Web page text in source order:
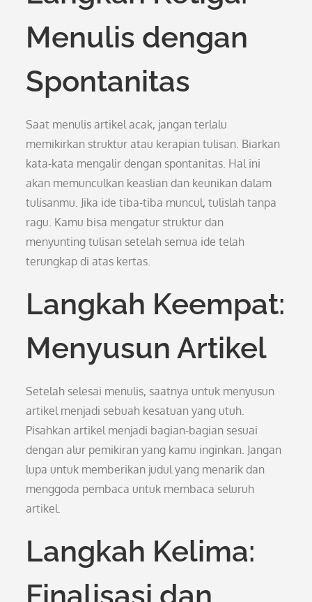
Menulis dengan
Spontanitas
Saat menulis artikel acak, jangan terlalu
memikirkan struktur atau kerapian tulisan. Biarkan
kata-kata mengalir dengan spontanitas. Hal ini
akan memunculkan keaslian dan keunikan dalam
tulisanmu. Jika ide tiba-tiba muncul, tulislah tanpa
ragu. Kamu bisa mengatur struktur dan
menyunting tulisan setelah semua ide telah
terungkap di atas kertas.
Langkah Keempat:
Menyusun Artikel
Setelah selesai menulis, saatnya untuk menyusun
artikel menjadi sebuah kesatuan yang utuh.
Pisahkan artikel menjadi bagian-bagian sesuai
dengan alur pemikiran yang kamu inginkan. Jangan
lupa untuk memberikan judul yang menarik dan
menggoda pembaca untuk membaca seluruh
artikel.
Langkah Kelima: